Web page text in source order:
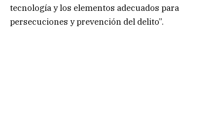
tecnología y los elementos adecuados para
persecuciones y prevención del delito”.